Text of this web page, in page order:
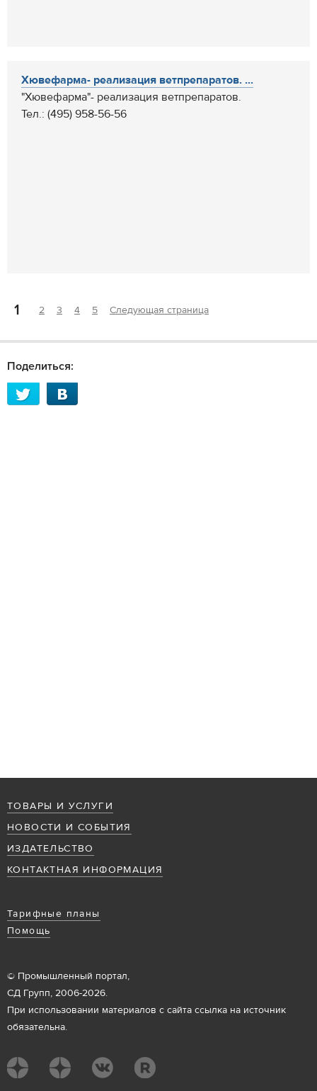
Хювефарма- реализация ветпрепаратов. ...
"Хювефарма"- реализация ветпрепаратов.
Тел.: (495) 958-56-56
1 2 3 4 5 Следующая страница
Поделиться:
ТОВАРЫ И УСЛУГИ
НОВОСТИ И СОБЫТИЯ
ИЗДАТЕЛЬСТВО
КОНТАКТНАЯ ИНФОРМАЦИЯ
Тарифные планы
Помощь
© Промышленный портал,
СД Групп, 2006-2026.
При использовании материалов с сайта ссылка на источник
обязательна.